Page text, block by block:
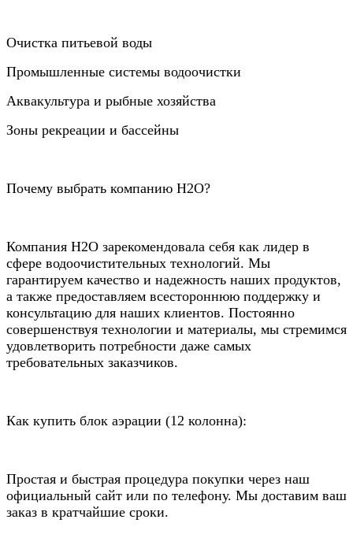
Очистка питьевой воды
Промышленные системы водоочистки
Аквакультура и рыбные хозяйства
Зоны рекреации и бассейны
Почему выбрать компанию Н2О?
Компания Н2О зарекомендовала себя как лидер в
сфере водоочистительных технологий. Мы
гарантируем качество и надежность наших продуктов,
а также предоставляем всестороннюю поддержку и
консультацию для наших клиентов. Постоянно
совершенствуя технологии и материалы, мы стремимся
удовлетворить потребности даже самых
требовательных заказчиков.
Как купить блок аэрации (12 колонна):
Простая и быстрая процедура покупки через наш
официальный сайт или по телефону. Мы доставим ваш
заказ в кратчайшие сроки.